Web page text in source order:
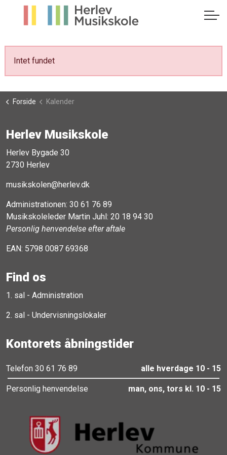
Intet fundet
Forside Kalender
Herlev Musikskole
Herlev Bygade 30
2730 Herlev
musikskolen@herlev.dk
Administrationen: 30 61 76 89
Musikskoleleder Martin Juhl: 20 18 94 30
Personlig henvendelse efter aftale
EAN: 5798 0087 69368
Find os
1. sal - Administration
2. sal - Undervisningslokaler
Kontorets åbningstider
Telefon 30 61 76 89 alle hverdage 10 - 15
Personlig henvendelse man, ons, tors kl. 10 - 15